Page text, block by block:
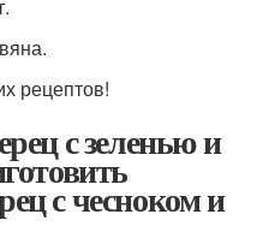
рецептов!
с зеленью и
с чесноком и